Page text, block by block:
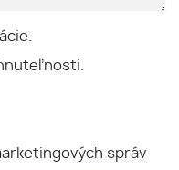
správ